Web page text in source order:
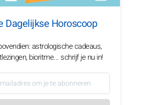
Dagelijkse Horoscoop
astrologische cadeaus,
bioritme... schrijf je nu in!